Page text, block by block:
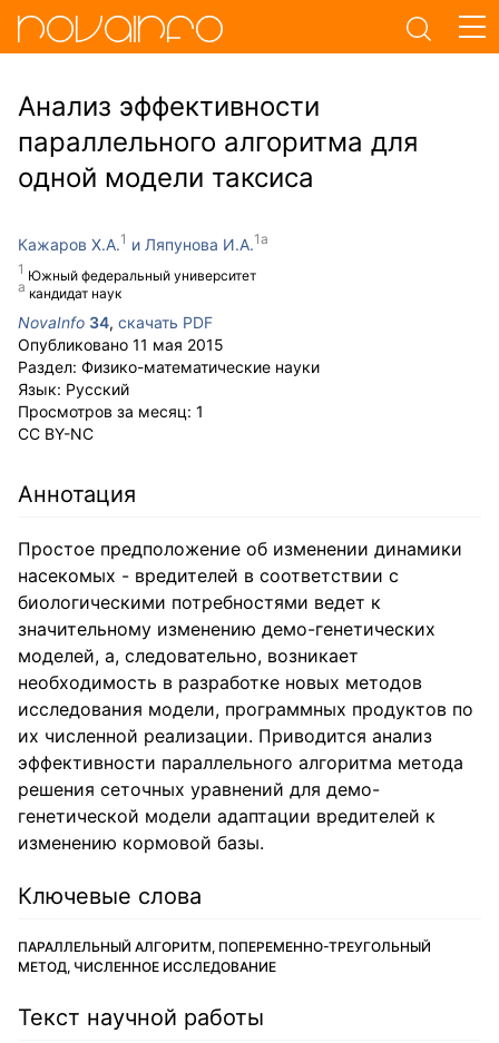
Анализ эффективности
параллельного алгоритма для
одной модели таксиса
Кажаров Х.А.
Южный федеральный университет
Ляпунова И.А.
кандидат наук
NovaInfo 34, скачать PDF
Опубликовано 11 мая 2015
Раздел: Физико-математические науки
Язык: Русский
Просмотров за месяц: 1
CC BY-NC
Аннотация
Простое предположение об изменении динамики
насекомых - вредителей в соответствии с
биологическими потребностями ведет к
значительному изменению демо-генетических
моделей, а, следовательно, возникает
необходимость в разработке новых методов
исследования модели, программных продуктов по
их численной реализации. Приводится анализ
эффективности параллельного алгоритма метода
решения сеточных уравнений для демо-
генетической модели адаптации вредителей к
изменению кормовой базы.
Ключевые слова
ПАРАЛЛЕЛЬНЫЙ АЛГОРИТМ, ПОПЕРЕМЕННО-ТРЕУГОЛЬНЫЙ
МЕТОД, ЧИСЛЕННОЕ ИССЛЕДОВАНИЕ
Текст научной работы